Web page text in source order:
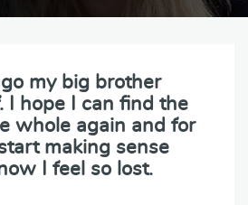
my big brother
I hope I can find the
whole again and for
making sense
I feel so lost.